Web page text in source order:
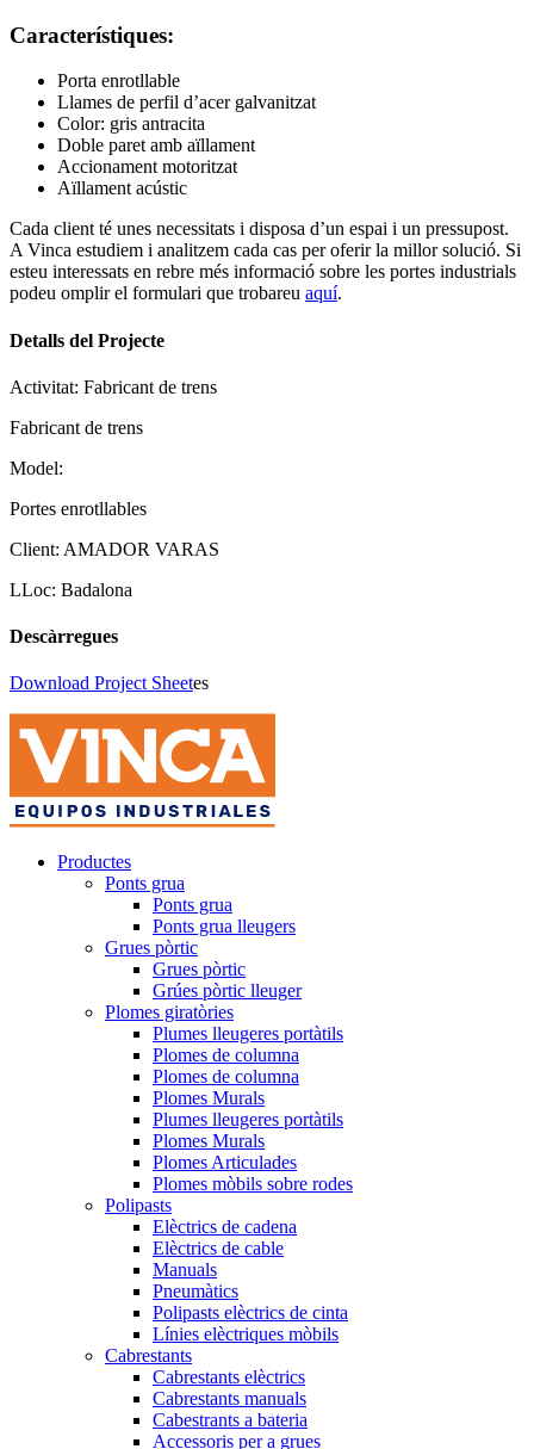
Característiques:
Porta enrotllable
Llames de perfil d’acer galvanitzat
Color: gris antracita
Doble paret amb aïllament
Accionament motoritzat
Aïllament acústic
Cada client té unes necessitats i disposa d’un espai i un pressupost.
A Vinca estudiem i analitzem cada cas per oferir la millor solució. Si
esteu interessats en rebre més informació sobre les portes industrials
podeu omplir el formulari que trobareu aquí.
Detalls del Projecte
Activitat: Fabricant de trens
Fabricant de trens
Model:
Portes enrotllables
Client: AMADOR VARAS
LLoc: Badalona
Descàrregues
Download Project Sheetes
Productes
Ponts grua
Ponts grua
Ponts grua lleugers
Grues pòrtic
Grues pòrtic
Grúes pòrtic lleuger
Plomes giratòries
Plumes lleugeres portàtils
Plomes de columna
Plomes de columna
Plomes Murals
Plumes lleugeres portàtils
Plomes Murals
Plomes Articulades
Plomes mòbils sobre rodes
Polipasts
Elèctrics de cadena
Elèctrics de cable
Manuals
Pneumàtics
Polipasts elèctrics de cinta
Línies elèctriques mòbils
Cabrestants
Cabrestants elèctrics
Cabrestants manuals
Cabestrants a bateria
Accessoris per a grues